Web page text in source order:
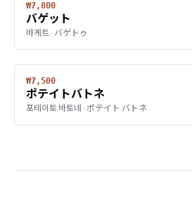
₩7,800
バゲット
바게트 · バゲトゥ
₩7,500
ポテイトバトネ
포테이토 바토네 · ポテイト バトネ